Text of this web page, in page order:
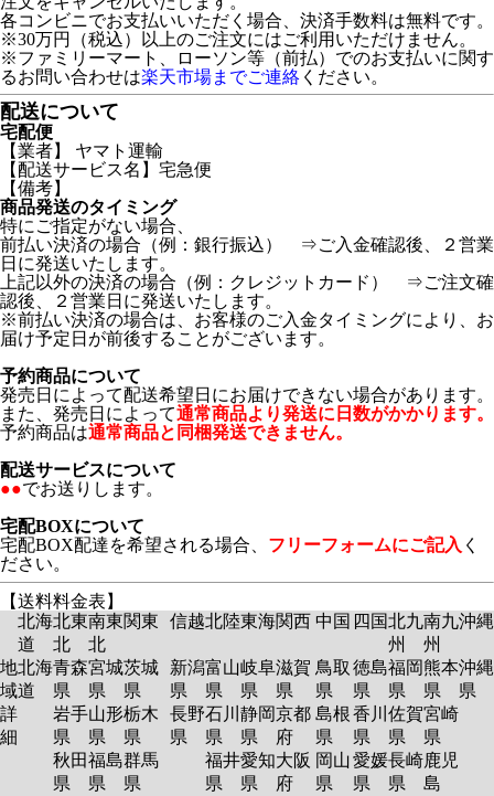
各コンビニでお支払いいただく場合、決済手数料は無料です。
※30万円（税込）以上のご注文にはご利用いただけません。
※ファミリーマート、ローソン等（前払）でのお支払いに関す
るお問い合わせは楽天市場までご連絡 ください。
配送について
宅配便
【業者】 ヤマト運輸
【配送サービス名】宅急便
【備考】
商品発送のタイミング
特にご指定がない場合、
前払い決済の場合（例：銀行振込） ⇒ご入金確認後、２営業
日に発送いたします。
上記以外の決済の場合（例：クレジットカード） ⇒ご注文確
認後、２営業日に発送いたします。
※前払い決済の場合は、お客様のご入金タイミングにより、お
届け予定日が前後することがございます。
予約商品について
発売日によって配送希望日にお届けできない場合があります。
また、発売日によって通常商品より発送に日数がかかります。
予約商品は通常商品と同梱発送できません。
配送サービスについて
●●でお送りします。
宅配BOXについて
宅配BOX配達を希望される場合、 フリーフォームにご記入 く
ださい。
【送料料金表】
北海
道
北東
北
南東
北
関東 信越北陸東海関西 中国 四国北九
州
南九
州
沖縄
地
域
詳
細
北海
道
青森
県
岩手
県
秋田
県
宮城
県
山形
県
福島
県
茨城
県
栃木
県
群馬
県
新潟
県
長野
県
富山
県
石川
県
福井
県
岐阜
県
静岡
県
愛知
県
滋賀
県
京都
府
大阪
府
鳥取
県
島根
県
岡山
県
徳島
県
香川
県
愛媛
県
福岡
県
佐賀
県
長崎
県
熊本
県
宮崎
県
鹿児
島
沖縄
県